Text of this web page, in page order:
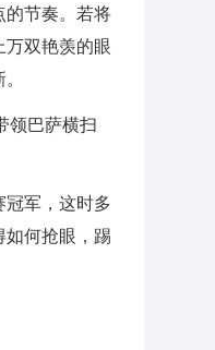
的节奏。若将
万双艳羡的眼
领巴萨横扫
冠军，这时多
如何抢眼，踢